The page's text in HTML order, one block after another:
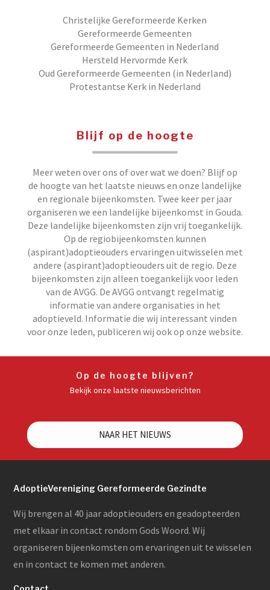
Christelijke Gereformeerde Kerken
Gereformeerde Gemeenten
Gereformeerde Gemeenten in Nederland
Hersteld Hervormde Kerk
Oud Gereformeerde Gemeenten (in Nederland)
Protestantse Kerk in Nederland
Blijf op de hoogte
Meer weten over ons of over wat we doen? Blijf op
de hoogte van het laatste nieuws en onze landelijke
en regionale bijeenkomsten. Twee keer per jaar
organiseren we een landelijke bijeenkomst in Gouda.
Deze landelijke bijeenkomsten zijn vrij toegankelijk.
Op de regiobijeenkomsten kunnen
(aspirant)adoptieouders ervaringen uitwisselen met
andere (aspirant)adoptieouders uit de regio. Deze
bijeenkomsten zijn alleen toegankelijk voor leden
van de AVGG. De AVGG ontvangt regelmatig
informatie van andere organisaties in het
adoptieveld. Informatie die wij interessant vinden
voor onze leden, publiceren wij ook op onze website.
Op de hoogte blijven?
Bekijk onze laatste nieuwsberichten
NAAR HET NIEUWS
AdoptieVereniging Gereformeerde Gezindte
Wij brengen al 40 jaar adoptieouders en geadopteerden
met elkaar in contact rondom Gods Woord. Wij
organiseren bijeenkomsten om ervaringen uit te wisselen
en in contact te komen met anderen.